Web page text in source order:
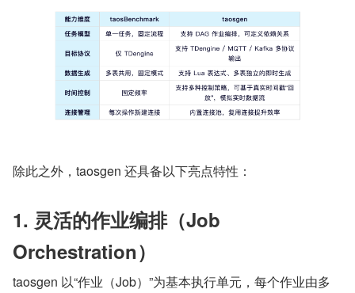
除此之外，taosgen 还具备以下亮点特性：
1. 灵活的作业编排（Job
Orchestration）
taosgen 以“作业（Job）”为基本执行单元，每个作业由多